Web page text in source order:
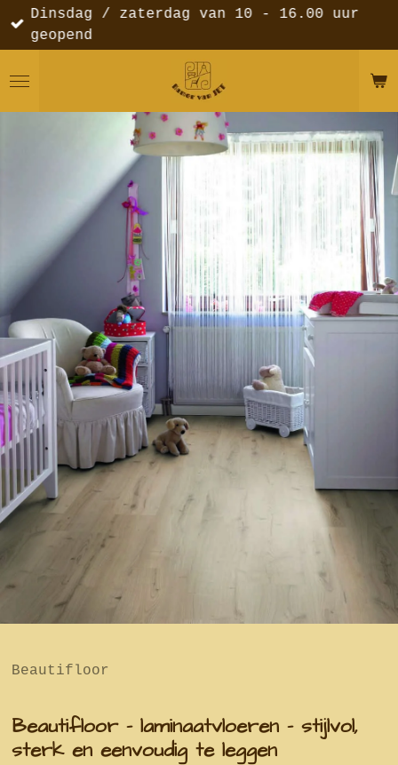
Ga
direct
de
Dinsdag / zaterdag van 10 - 16.00 uur
geopend
Beautifloor
Beautifloor - laminaatvloeren – stijlvol,
sterk en eenvoudig te leggen